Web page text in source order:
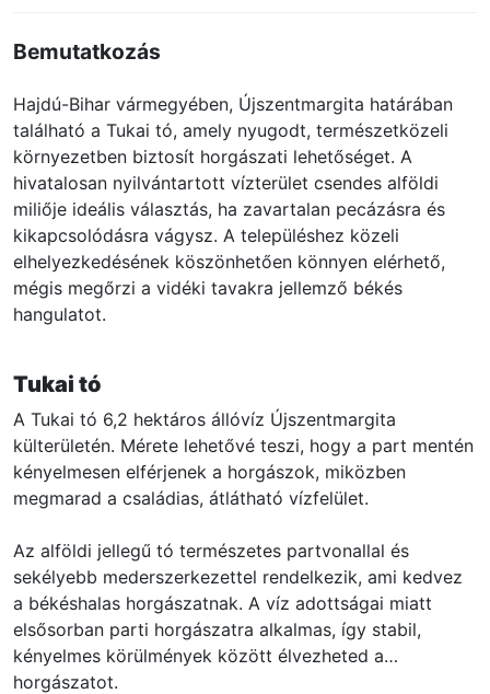
Bemutatkozás
Hajdú-Bihar vármegyében, Újszentmargita határában
található a Tukai tó, amely nyugodt, természetközeli
környezetben biztosít horgászati lehetőséget. A
hivatalosan nyilvántartott vízterület csendes alföldi
miliője ideális választás, ha zavartalan pecázásra és
kikapcsolódásra vágysz. A településhez közeli
elhelyezkedésének köszönhetően könnyen elérhető,
mégis megőrzi a vidéki tavakra jellemző békés
hangulatot.
Tukai tó
A Tukai tó 6,2 hektáros állóvíz Újszentmargita
külterületén. Mérete lehetővé teszi, hogy a part mentén
kényelmesen elférjenek a horgászok, miközben
megmarad a családias, átlátható vízfelület.
Az alföldi jellegű tó természetes partvonallal és
sekélyebb mederszerkezettel rendelkezik, ami kedvez
a békéshalas horgászatnak. A víz adottságai miatt
elsősorban parti horgászatra alkalmas, így stabil,
kényelmes körülmények között élvezheted a
horgászatot.